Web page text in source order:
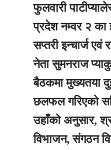
फुलवारी
प्रदेश नम्वर २ का
सप्तरी इन्चार्ज
नेता सुमनराज
बैठकमा मुख्यतया
छलफल गरिएको
उहाँको अनुसार,
विभाजन, संगठन